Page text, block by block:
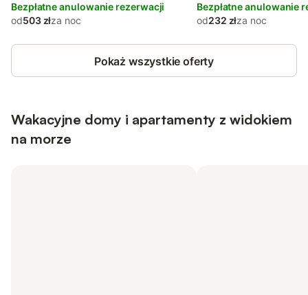
Bezpłatne anulowanie rezerwacji
od503 złza noc
Bezpłatne anulowanie
od232 złza noc
Pokaż wszystkie oferty
Wakacyjne domy i apartamenty z widokiem
na morze